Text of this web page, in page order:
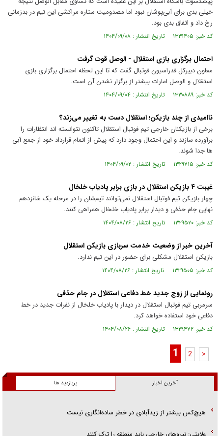
خیلی بدی برای آبی‌پوشان نبود اما مصدومیت ستاره مراکشی این تیم در بدزمانی
رخ داد و اتفاق بدی بود.
کد خبر: ۱۳۳۱۴۰۵ تاریخ انتشار : ۱۴۰۴/۰۹/۰۸
احتمال برگزاری بازی استقلال - الوصل قوت گرفت
معاون دبیرکل فدراسیون فوتبال گفت که تا این لحظه احتمال برگزاری بازی
استقلال و الوصل امارات بیشتر از برگزار نشدن آن است.
کد خبر: ۱۳۳۰۸۸۹ تاریخ انتشار : ۱۴۰۴/۰۹/۰۴
ناامیدی از چند بازیکن؛ استقلال دست به تغییر می‌زند؟
برخی از بازیکنان خارجی تیم فوتبال استقلال تاکنون نتوانسته اند انتظارات را
برآورده سازند و این احتمال وجود دارد که پیش از اتمام قرارداد خود از جمع آبی
ها جدا شوند.
کد خبر: ۱۳۲۹۷۱۵ تاریخ انتشار : ۱۴۰۴/۰۹/۰۲
غیبت ۴ بازیکن استقلال در بازی برابر پادیاب خلخال
چهار بازیکن تیم فوتبال استقلال نمی‌توانند تیم‌شان را در مرحله یک شانزدهم
نهایی جام حذفی و دیدار برابر پادیاب خلخال همراهی کنند.
کد خبر: ۱۳۲۹۵۲۰ تاریخ انتشار : ۱۴۰۴/۰۸/۲۶
آخرین خبر از وضعیت خدمت سربازی بازیکن استقلال
بازیکن استقلال مشکلی برای حضور در این تیم ندارد.
کد خبر: ۱۳۲۹۵۰۵ تاریخ انتشار : ۱۴۰۴/۰۸/۲۶
رونمایی از زوج جدید خط دفاعی استقلال در جام حذفی
سرمربی تیم فوتبال استقلال در دیدار با پادیاب خلخال از نفرات جدید در خط
دفاعی خود استفاده خواهد کرد.
کد خبر: ۱۳۲۹۴۷۲ تاریخ انتشار : ۱۴۰۴/۰۸/۲۶
1 2 >
آخرین اخبار پربازدید ها
هیچ‌کس بیشتر از زیدآبادی در خطر ساده‌انگاری نیست